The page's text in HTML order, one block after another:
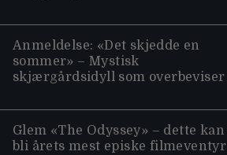
Anmeldelse: «Det skjedde en
sommer» – Mystisk
skjærgårdsidyll som overbeviser
Glem «The Odyssey» – dette kan
bli årets mest episke filmeventyr